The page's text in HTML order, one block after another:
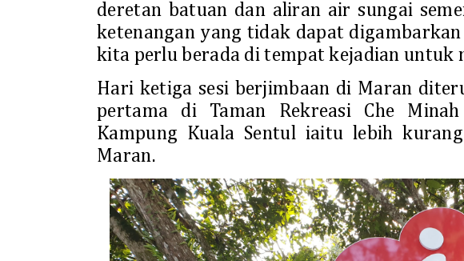
deretan batuan dan aliran air sungai
ketenangan yang tidak dapat
kita perlu berada di tempat kejadian untuk
Hari ketiga sesi berjimbaan di Maran
pertama di Taman Rekreasi Che
Kampung Kuala Sentul iaitu lebih
Maran.